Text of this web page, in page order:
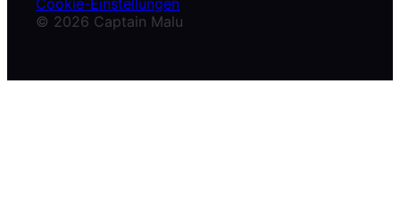
Cookie-Einstellungen
© 2026 Captain Malu